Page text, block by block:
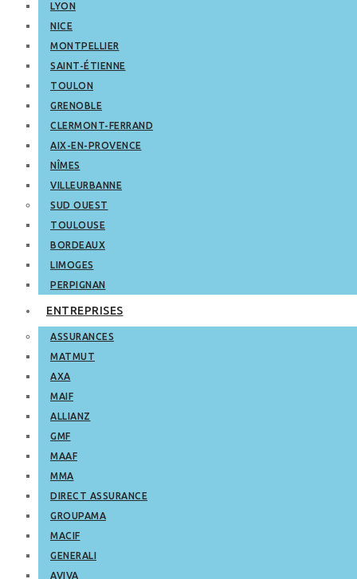
LYON
NICE
MONTPELLIER
SAINT-ÉTIENNE
TOULON
GRENOBLE
CLERMONT-FERRAND
AIX-EN-PROVENCE
NÎMES
VILLEURBANNE
SUD OUEST
TOULOUSE
BORDEAUX
LIMOGES
PERPIGNAN
ENTREPRISES
ASSURANCES
MATMUT
AXA
MAIF
ALLIANZ
GMF
MAAF
MMA
DIRECT ASSURANCE
GROUPAMA
MACIF
GENERALI
AVIVA